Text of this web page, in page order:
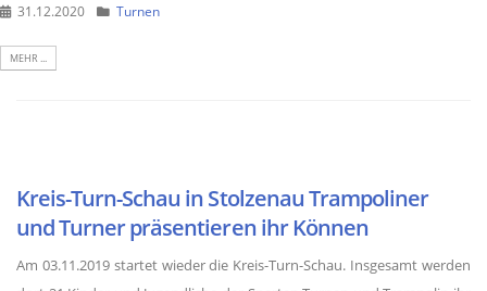
31.12.2020 Turnen
MEHR ...
Kreis-Turn-Schau in Stolzenau Trampoliner
und Turner präsentieren ihr Können
Am 03.11.2019 startet wieder die Kreis-Turn-Schau. Insgesamt werden